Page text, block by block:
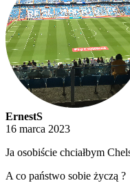
ErnestS
16 marca 2023
Ja osobiście chciałbym
A co państwo sobie życzą ?